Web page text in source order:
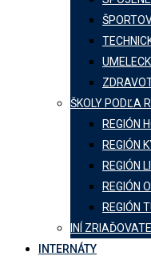
ŠKOLY PODĽA
REGIÓN
REGIÓN
REGIÓN
REGIÓN
REGIÓN
INÍ
INTERNÁTY